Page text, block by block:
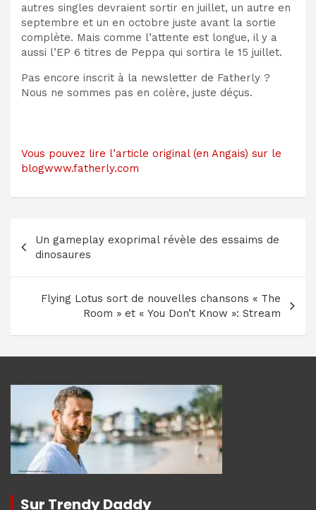
autres singles devraient sortir en juillet, un autre en
septembre et un en octobre juste avant la sortie
complète. Mais comme l’attente est longue, il y a
aussi l’EP 6 titres de Peppa qui sortira le 15 juillet.
Pas encore inscrit à la newsletter de Fatherly ?
Nous ne sommes pas en colère, juste déçus.
Vous pouvez lire l’article original (en Angais) sur le
blogwww.fatherly.com
de
l’article
Un gameplay exoprimal révèle des essaims de
dinosaures
Flying Lotus sort de nouvelles chansons « The
Room » et « You Don’t Know »: Stream
Sur Trendy Daddy